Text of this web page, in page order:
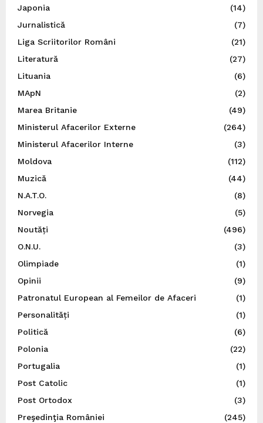
Japonia
(14)
Jurnalistică
(7)
Liga Scriitorilor Români
(21)
Literatură
(27)
Lituania
(6)
MApN
(2)
Marea Britanie
(49)
Ministerul Afacerilor Externe
(264)
Ministerul Afacerilor Interne
(3)
Moldova
(112)
Muzică
(44)
N.A.T.O.
(8)
Norvegia
(5)
Noutăți
(496)
O.N.U.
(3)
Olimpiade
(1)
Opinii
(9)
Patronatul European al Femeilor de Afaceri
(1)
Personalități
(1)
Politică
(6)
Polonia
(22)
Portugalia
(1)
Post Catolic
(1)
Post Ortodox
(3)
Preşedinţia României
(245)